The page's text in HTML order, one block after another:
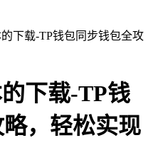
下载-TP钱包同步钱包全攻
下载-TP钱
，轻松实现